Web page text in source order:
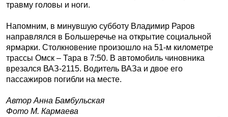
травму головы и ноги.
Напомним, в минувшую субботу Владимир Раров
направлялся в Большеречье на открытие социальной
ярмарки. Столкновение произошло на 51-м километре
трассы Омск – Тара в 7:50. В автомобиль чиновника
врезался ВАЗ-2115. Водитель ВАЗа и двое его
пассажиров погибли на месте.
Автор Анна Бамбульская
Фото М. Кармаева